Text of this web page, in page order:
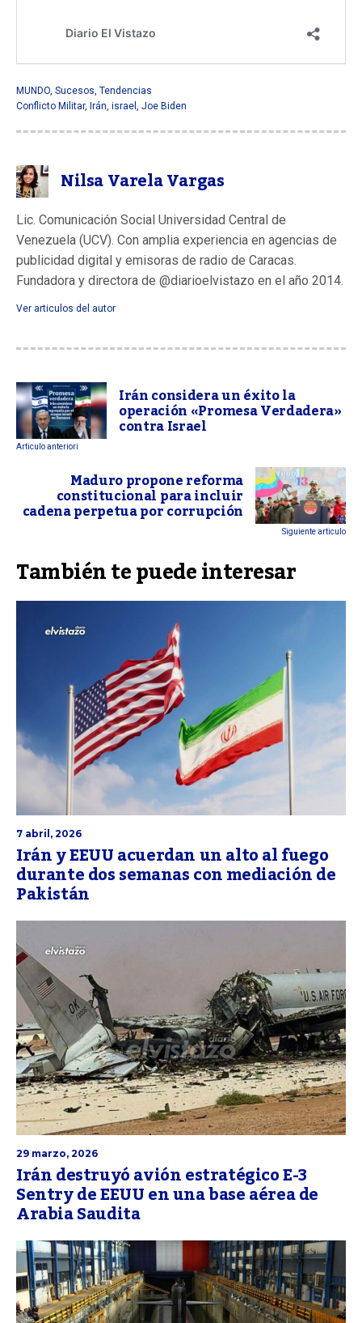
MUNDO, Sucesos, Tendencias
Conflicto Militar, Irán, israel , Joe Biden
Nilsa Varela Vargas
Lic. Comunicación Social Universidad Central de
Venezuela (UCV). Con amplia experiencia en agencias de
publicidad digital y emisoras de radio de Caracas.
Fundadora y directora de @diarioelvistazo en el año 2014.
Ver articulos del autor
Irán considera un éxito la
operación «Promesa Verdadera»
contra Israel
Articulo anteriori
Maduro propone reforma
constitucional para incluir
cadena perpetua por corrupción
Siguiente articulo
También te puede interesar
7 abril, 2026
Irán y EEUU acuerdan un alto al fuego
durante dos semanas con mediación de
Pakistán
29 marzo, 2026
Irán destruyó avión estratégico E-3
Sentry de EEUU en una base aérea de
Arabia Saudita